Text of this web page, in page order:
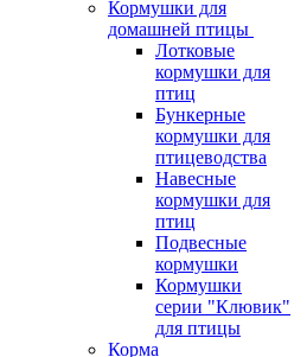
Кормушки для
домашней птицы
Лотковые
кормушки для
птиц
Бункерные
кормушки для
птицеводства
Навесные
кормушки для
птиц
Подвесные
кормушки
Кормушки
серии "Клювик"
для птицы
Корма